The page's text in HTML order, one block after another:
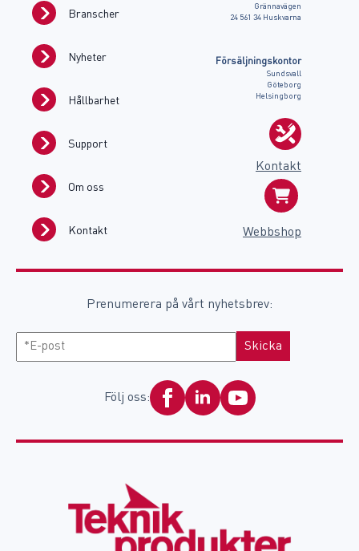
Branscher
Nyheter
Hållbarhet
Support
Om oss
Kontakt
Grännavägen
24 561 34 Huskvarna
Försäljningskontor
Sundsvall
Göteborg
Helsingborg
Kontakt
Webbshop
Prenumerera på vårt nyhetsbrev:
E-
Skicka
Följ oss: